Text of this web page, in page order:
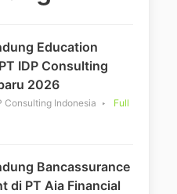
Education
IDP Consulting
2026
Consulting Indonesia
Full
Bancassurance
di PT Aia Financial